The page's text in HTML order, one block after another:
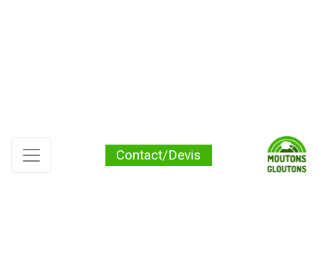
Contact/Devis